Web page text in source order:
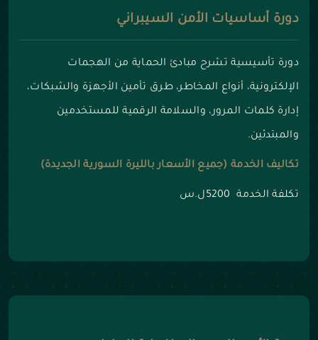
دورة أساسيات الأمن السيبراني
دورة تأسيسية تشرح مبادئ الحماية من الهجمات
الإلكترونية، أنواع المخاطر، طرق تأمين الأجهزة والشبكات،
إدارة كلمات المرور، والسلامة الرقمية للمستخدمين
والمبتدئين.
تكاليف الخدمة (جميع الأسعار بالليرة السورية الجديدة)
تكلفة الخدمة 5200ل.س